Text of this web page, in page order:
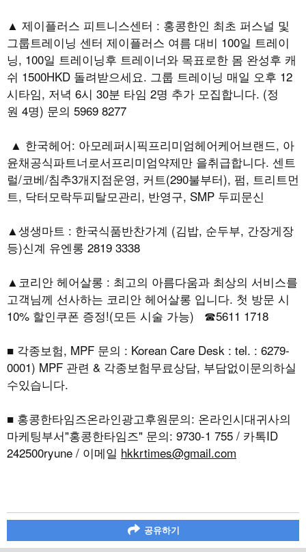
▲ 제이플러스 피트니스센터 : 홍콩한인 최초 퍼스널 및
그룹트레이닝 센터 제이플러스 여름 대비 100일 트레이
닝, 100일 트레이닝후 트레이너와 목표로한 몸 완성후 캐
쉬 1500HKD 돌려받으세요. 그룹 트레이닝 매일 오후 12
시타임, 저녁 6시 30분 타임 2명 추가 모집합니다. (정
원 4명) 문의 5969 8277
▲ 한국헤어: 아모레퍼시픽프리미엄헤어케어브랜드, 아
윤채공식파트너로서프리미엄약제만 을취급합니다. 센트
럴/코베/침추3개지점운영, 커트(290불부터), 펌, 트리트먼
트, 닥터모락두피탈모관리, 반영구, SMP 두피문신
▲생생마트 : 한국식품반찬가계 (김밥, 순두부, 간장게장
등)신계 유엔롱 2819 3338
▲코리안 헤어살롱 : 최고의 아름다움과 최상의 서비스를
고객님께 선사하는 코리안 헤어살롱 입니다. 첫 방문 시
10% 할인쿠폰 증정!(모든 시술 가능) ☎5611 1718
■ 각종보험, MPF 문의 : Korean Care Desk : tel. : 6279-
0001) MPF 관련 & 각종보험무료상담, 부담없이문의하실
수있습니다.
■ 홍콩한타임즈온라인광고후원문의: 온라인시대귀사의
마케팅부서"홍콩한타임즈" 문의: 9730-1 755 / 카톡ID
242500ryune / 이메일 hkkrtimes@gmail.com
공유하기